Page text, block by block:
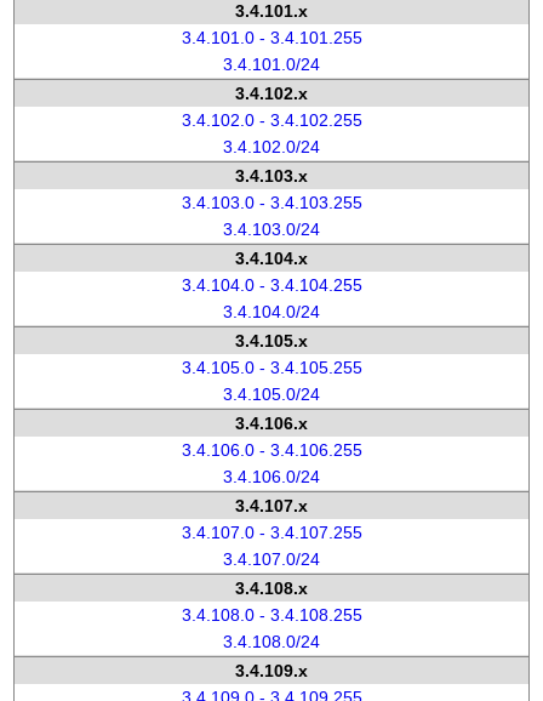
3.4.101.x
3.4.101.0 - 3.4.101.255
3.4.101.0/24
3.4.102.x
3.4.102.0 - 3.4.102.255
3.4.102.0/24
3.4.103.x
3.4.103.0 - 3.4.103.255
3.4.103.0/24
3.4.104.x
3.4.104.0 - 3.4.104.255
3.4.104.0/24
3.4.105.x
3.4.105.0 - 3.4.105.255
3.4.105.0/24
3.4.106.x
3.4.106.0 - 3.4.106.255
3.4.106.0/24
3.4.107.x
3.4.107.0 - 3.4.107.255
3.4.107.0/24
3.4.108.x
3.4.108.0 - 3.4.108.255
3.4.108.0/24
3.4.109.x